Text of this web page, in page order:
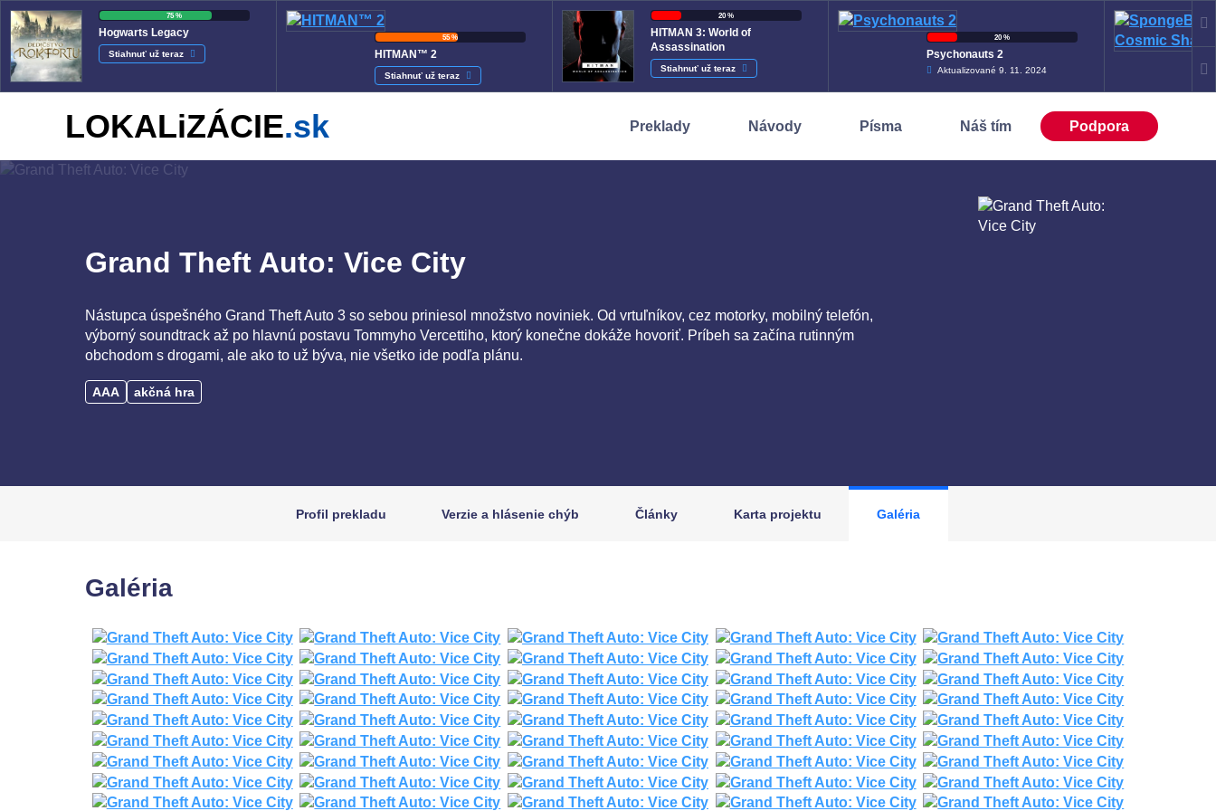
75 %
Hogwarts Legacy
Stiahnuť už teraz
55 %
HITMAN™ 2
Stiahnuť už teraz
20 %
HITMAN 3: World of
Assassination
Stiahnuť už teraz
20 %
Psychonauts 2
Aktualizované 9. 11. 2024
LOKALiZÁCIE.sk Preklady Návody Písma Náš tím Podpora
Grand Theft Auto: Vice City
Nástupca úspešného Grand Theft Auto 3 so sebou priniesol množstvo noviniek. Od vrtuľníkov, cez motorky, mobilný telefón,
výborný soundtrack až po hlavnú postavu Tommyho Vercettiho, ktorý konečne dokáže hovoriť. Príbeh sa začína rutinným
obchodom s drogami, ale ako to už býva, nie všetko ide podľa plánu.
AAA akčná hra
Profil prekladu Verzie a hlásenie chýb Články Karta projektu Galéria
Galéria